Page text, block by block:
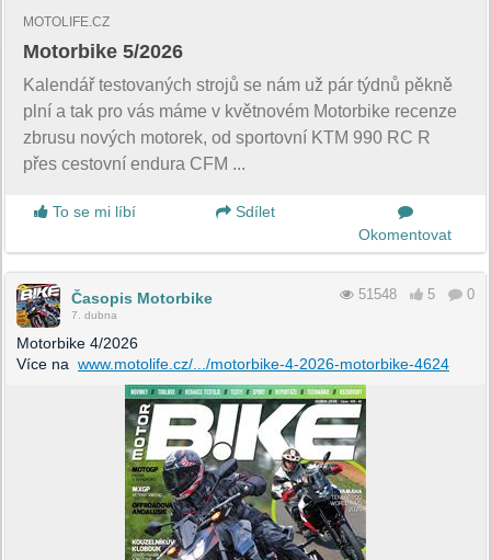
MOTOLIFE.CZ
Motorbike 5/2026
Kalendář testovaných strojů se nám už pár týdnů pěkně
plní a tak pro vás máme v květnovém Motorbike recenze
zbrusu nových motorek, od sportovní KTM 990 RC R
přes cestovní endura CFM ...
To se mi líbí
Sdílet
Okomentovat
Časopis Motorbike
7. dubna
51548 5 0
Motorbike 4/2026
Více na www.motolife.cz/.../motorbike-4-2026-motorbike-4624